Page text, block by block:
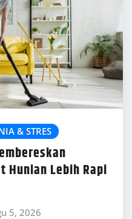
& STRES
Hunian Lebih Rapi
5, 2026